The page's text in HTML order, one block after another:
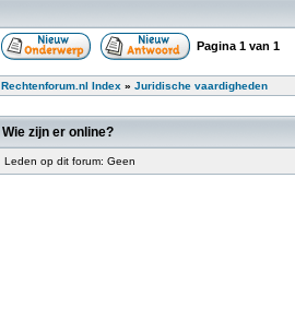
Pagina 1 van 1
Rechtenforum.nl Index » Juridische vaardigheden
Wie zijn er online?
Leden op dit forum: Geen